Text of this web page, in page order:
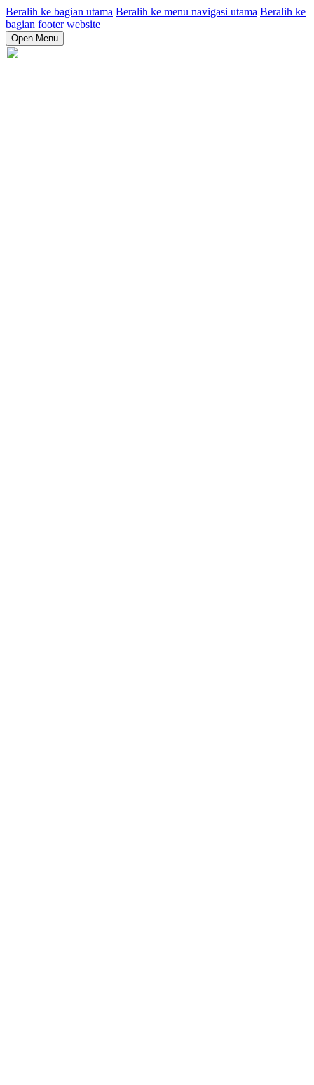
Beralih ke bagian utama Beralih ke menu navigasi utama Beralih ke
bagian footer website
Open Menu